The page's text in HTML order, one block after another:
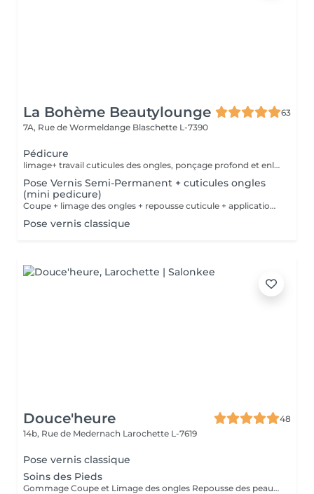
La Bohème Beautylounge
63
7A, Rue de Wormeldange Blaschette L-7390
Pédicure
limage+ travail cuticules des ongles, ponçage profond et enlèvement des peaux mortes des pieds + peeling
Pose Vernis Semi-Permanent + cuticules ongles
(mini pedicure)
Coupe + limage des ongles + repousse cuticule + application vernis semi-permanent ( contrairement à la pédicure complète on ne travaille pas les peaux ni les talons des pieds)
Pose vernis classique
Douce'heure
48
14b, Rue de Medernach Larochette L-7619
Pose vernis classique
Soins des Pieds
Gommage Coupe et Limage des ongles Repousse des peaux mortes Coupe des cuticules Massage des pieds Masque hydratant